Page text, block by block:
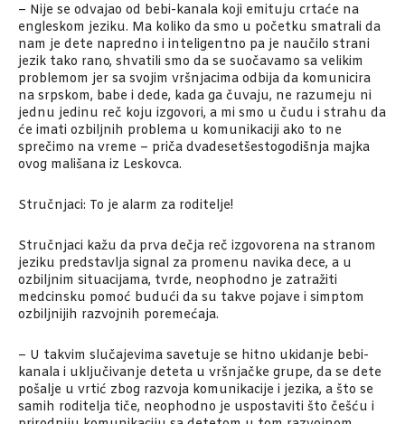
– Nije se odvajao od bebi-kanala koji emituju crtaće na
engleskom jeziku. Ma koliko da smo u početku smatrali da
nam je dete napredno i inteligentno pa je naučilo strani
jezik tako rano, shvatili smo da se suočavamo sa velikim
problemom jer sa svojim vršnjacima odbija da komunicira
na srpskom, babe i dede, kada ga čuvaju, ne razumeju ni
jednu jedinu reč koju izgovori, a mi smo u čudu i strahu da
će imati ozbiljnih problema u komunikaciji ako to ne
sprečimo na vreme – priča dvadesetšestogodišnja majka
ovog mališana iz Leskovca.
Stručnjaci: To je alarm za roditelje!
Stručnjaci kažu da prva dečja reč izgovorena na stranom
jeziku predstavlja signal za promenu navika dece, a u
ozbiljnim situacijama, tvrde, neophodno je zatražiti
medcinsku pomoć budući da su takve pojave i simptom
ozbiljnijih razvojnih poremećaja.
– U takvim slučajevima savetuje se hitno ukidanje bebi-
kanala i uključivanje deteta u vršnjačke grupe, da se dete
pošalje u vrtić zbog razvoja komunikacije i jezika, a što se
samih roditelja tiče, neophodno je uspostaviti što češću i